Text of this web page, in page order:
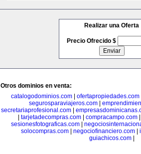
Realizar una Oferta
Precio Ofrecido $
Otros dominios en venta:
catalogodominios.com| ofertapropiedades.com
segurosparaviajeros.com
secretariaprofesional.com|
tarjetadecompras.com compracampo.com
sesionesfotograficas.com
solocompras.com| negociofinanciero.com|
guiachicos.com|